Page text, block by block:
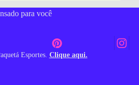
Esportes. Clique aqui.